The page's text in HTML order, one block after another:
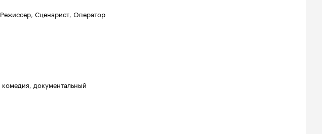
Режиссер, Сценарист, Оператор
комедия, документальный